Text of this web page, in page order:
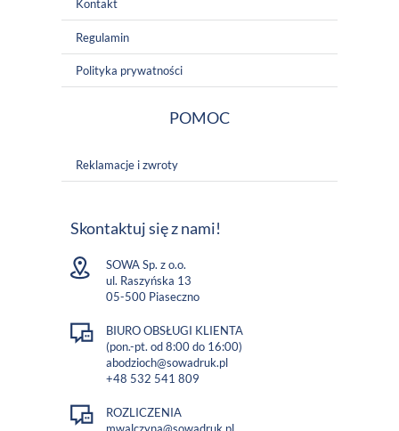
Kontakt
Regulamin
Polityka prywatności
POMOC
Reklamacje i zwroty
Skontaktuj się z nami!
SOWA Sp. z o.o.
ul. Raszyńska 13
05-500 Piaseczno
BIURO OBSŁUGI KLIENTA
(pon.-pt. od 8:00 do 16:00)
abodzioch@sowadruk.pl
+48 532 541 809
ROZLICZENIA